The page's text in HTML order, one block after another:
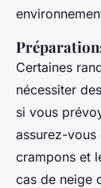
Certaines
nécessiter
si vous
assurez-vous
crampons et
cas de neige